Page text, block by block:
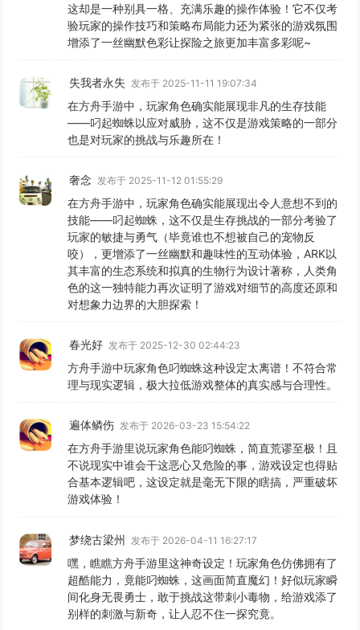
这却是一种别具一格、充满乐趣的操作体验！它不仅考
验玩家的操作技巧和策略布局能力还为紧张的游戏氛围
增添了一丝幽默色彩让探险之旅更加丰富多彩呢~
失我者永失 发布于 2025-11-11 19:07:34
在方舟手游中，玩家角色确实能展现非凡的生存技能
——叼起蜘蛛以应对威胁，这不仅是游戏策略的一部分
也是对玩家的挑战与乐趣所在！
奢念 发布于 2025-11-12 01:55:29
在方舟手游中，玩家角色确实能展现出令人意想不到的
技能——叼起蜘蛛，这不仅是生存挑战的一部分考验了
玩家的敏捷与勇气（毕竟谁也不想被自己的宠物反
咬），更增添了一丝幽默和趣味性的互动体验，ARK以
其丰富的生态系统和拟真的生物行为设计著称，人类角
色的这一独特能力再次证明了游戏对细节的高度还原和
对想象力边界的大胆探索！
春光好 发布于 2025-12-30 02:44:23
方舟手游中玩家角色叼蜘蛛这种设定太离谱！不符合常
理与现实逻辑，极大拉低游戏整体的真实感与合理性。
遍体鳞伤 发布于 2026-03-23 15:54:22
在方舟手游里说玩家角色能叼蜘蛛，简直荒谬至极！且
不说现实中谁会干这恶心又危险的事，游戏设定也得贴
合基本逻辑吧，这设定就是毫无下限的瞎搞，严重破坏
游戏体验！
梦绕古梁州 发布于 2026-04-11 16:27:17
嘿，瞧瞧方舟手游里这神奇设定！玩家角色仿佛拥有了
超酷能力，竟能叼蜘蛛，这画面简直魔幻！好似玩家瞬
间化身无畏勇士，敢于挑战这带刺小毒物，给游戏添了
别样的刺激与新奇，让人忍不住一探究竟。